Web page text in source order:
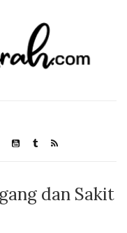
dan Sakit